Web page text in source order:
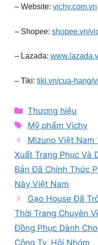
– Website: vichy.com.vn
– Shopee: shopee.vn/
– Lazada:
– Tiki: tiki.vn/cua-hang/
Categories
Thương hiệu
Tags
Mỹ phẩm Vichy
Mizuno Việt Nam
Xuất Trang Phục Và
Bản Đã Chính Thức
Này Việt Nam
Gạo House Đã
Thời Trang Chuyên
Đồng Phục Dành
Công Ty, Hội Nhóm